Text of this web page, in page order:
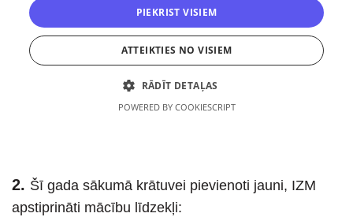
2. Šī gada sākumā krātuvei pievienoti jauni, IZM
apstiprināti mācību līdzekļi: